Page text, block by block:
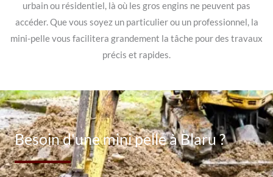
urbain ou résidentiel, là où les gros engins ne peuvent pas
accéder. Que vous soyez un particulier ou un professionnel, la
mini-pelle vous facilitera grandement la tâche pour des travaux
précis et rapides.
Besoin d'une mini pelle à Blaru ?